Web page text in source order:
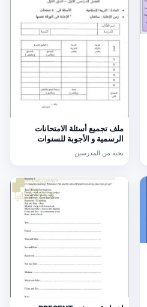
ملف تجميع أسئلة الامتحانات
الرسمية و الأجوبة للسنوات
السابقة الدور الأول (الامتحانات)
التاسع
نخبة من المدرسين